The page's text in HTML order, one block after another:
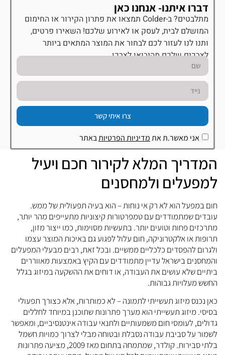
דברו איתנו- אנחנו כאן
מתלבטים? ב-Colder תמצאו את פתרון הקירור או החימום
המושלם לבית, לעסק או לאירוע שלכם! השאירו פרטים,
ותנו לנו לעזור לכם לבחור את המוצר המתאים ביותר
לצרכים שלכם מהיבואן לצרכן.
אני מאשר.ת אתמדיניות הפרטיותבאתר
צרו איתי קשר
המדריך המלא לקירור חכם ויעיל
למפעלים ולמחסנים
חום במפעל הוא לא רק אי נוחות – הוא בעיה תפעולית של ממש.
עובדים שמתמודדים עם טמפרטורות קיצוניות מתעייפים מהר יותר,
מתרכזים פחות וטועים יותר. בתעשיות מסוימות, כמו ייצור מזון,
תרופות או אלקטרוניקה, חום עלול לפגוע גם באיכות המוצר עצמו
ולגרום להפסדים כלכליים ממשיים. ובכל זאת, רבים מבעלי המפעלים
והמחסנים בישראל עדיין מתמודדים עם הקיץ באמצעות מאווררים
ביתיים שלא עושים את העבודה, או דוחים את ההשקעה במיזוג בגלל
החשש מעלויות גבוהות.
כאן נכנס מיזוג תעשייתי לתמונה – לא כמותרות, אלא כצורך תפעולי
בסיסי. מיזוג תעשייתי הוא מערך פתרונות שתוכנן במיוחד לחללים
גדולים, לעומסי חום משמעותיים ולתנאי עבודה אינטנסיביים, ומאפשר
לשמור על סביבת עבודה נסבלת ובטוחה מבלי לצרוך כמויות חשמל
בלתי סבירות. קולדר, שמתמחה בתחום מאז 2009, מציעה פתרונות